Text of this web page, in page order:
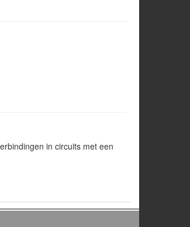
in circuits met een